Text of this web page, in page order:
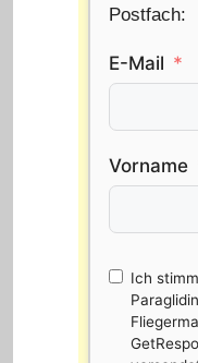
Postfach:
E-Mail
Vorname
Ich